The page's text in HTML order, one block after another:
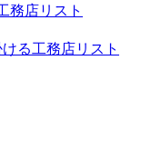
務店リスト
る工務店リスト